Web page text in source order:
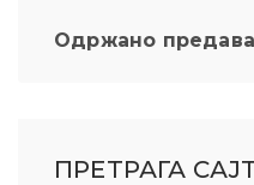
ПРЕТРАГА